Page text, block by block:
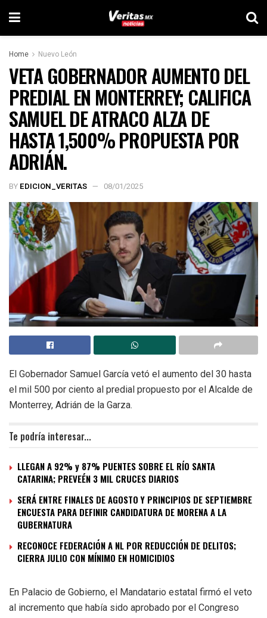
Home Nuevo León
VETA GOBERNADOR AUMENTO DEL
PREDIAL EN MONTERREY; CALIFICA
SAMUEL DE ATRACO ALZA DE
HASTA 1,500% PROPUESTA POR
ADRIÁN.
BY EDICION_VERITAS 08/01/2025
El Gobernador Samuel García vetó el aumento del 30 hasta
el mil 500 por ciento al predial propuesto por el Alcalde de
Monterrey, Adrián de la Garza.
Te podría interesar...
LLEGAN A 92% y 87% PUENTES SOBRE EL RÍO SANTA
CATARINA; PREVEÉN 3 MIL CRUCES DIARIOS
SERÁ ENTRE FINALES DE AGOSTO Y PRINCIPIOS DE SEPTIEMBRE
ENCUESTA PARA DEFINIR CANDIDATURA DE MORENA A LA
GUBERNATURA
RECONOCE FEDERACIÓN A NL POR REDUCCIÓN DE DELITOS;
CIERRA JULIO CON MÍNIMO EN HOMICIDIOS
En Palacio de Gobierno, el Mandatario estatal firmó el veto
al incremento que había sido aprobado por el Congreso